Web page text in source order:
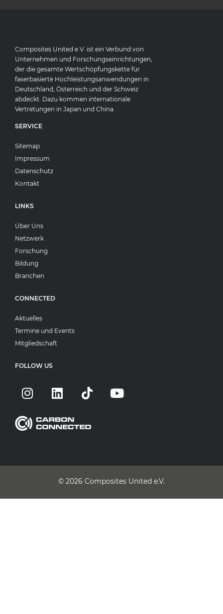
Composites United e.V. ist ein Verbund von
Unternehmen und Forschungseinrichtungen,
der die gesamte Wertschöpfungskette für
faserbasierte Hochleistungsanwendungen in
Deutschland, Österreich und der Schweiz
abdeckt. Dazu kommen internationale
Vertretungen in Japan und China.
SERVICE
Sitemap
Impressum
Datenschutz
Kontakt
LINKS
Über Uns
Netzwerk
Forschung
Bildung
Branchen
CONNECTED
Aktuelles
Termine und Events
Mitgliedschaft
FOLLOW US
© 2026 Composites United e.V.